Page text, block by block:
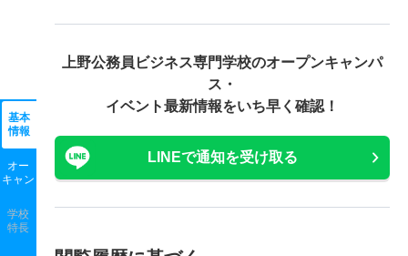
基本
情報
オー
キャン
学校
特長
上野公務員ビジネス専門学校のオープンキャンパ
ス・
イベント最新情報をいち早く確認！
LINEで通知を受け取る